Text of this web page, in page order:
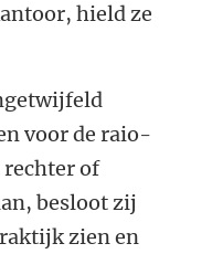
hield ze
voor de raio-
of
besloot zij
zien en